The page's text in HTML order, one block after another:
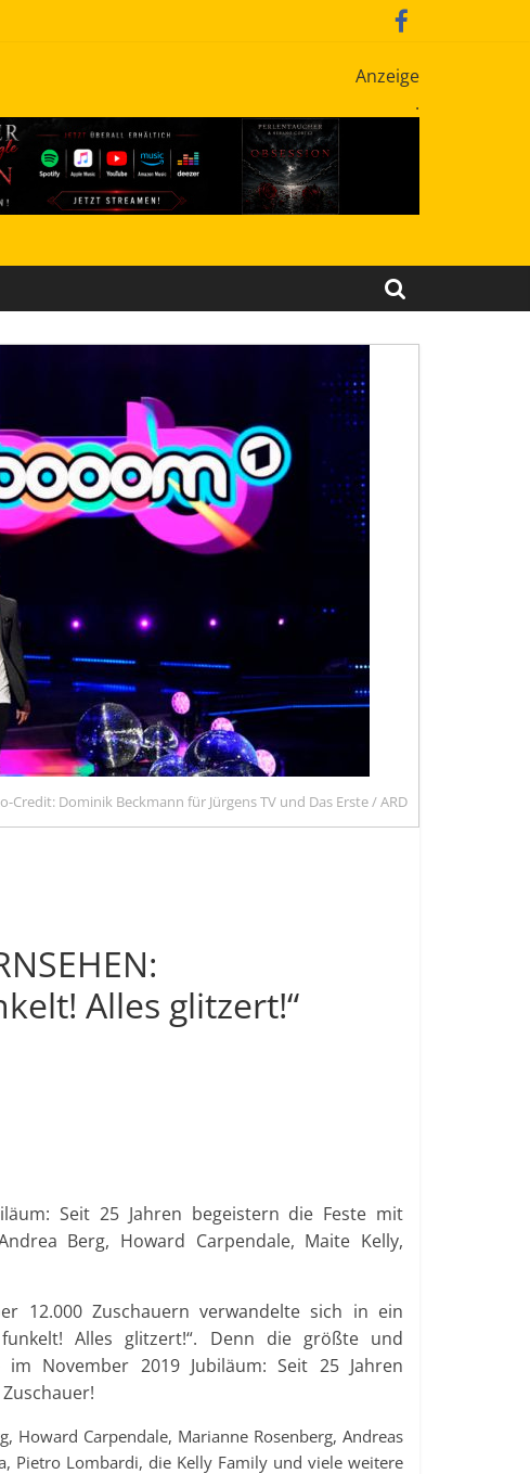
Anzeige
.
Credit: Dominik Beckmann für Jürgens TV und Das Erste / ARD
Alles glitzert!“
Seit 25 Jahren begeistern die Feste mit
Berg, Howard Carpendale, Maite Kelly,
12.000 Zuschauern verwandelte sich in ein
Alles glitzert!“. Denn die größte und
im November 2019 Jubiläum: Seit 25 Jahren
Howard Carpendale, Marianne Rosenberg, Andreas
Pietro Lombardi, die Kelly Family und viele weitere